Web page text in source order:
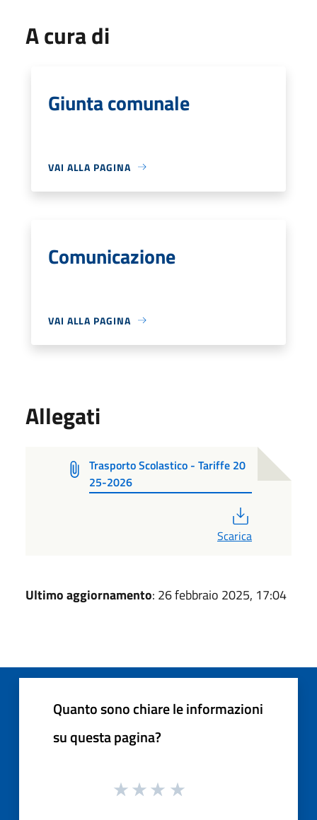
A cura di
Giunta comunale
VAI ALLA PAGINA
Comunicazione
VAI ALLA PAGINA
Allegati
Trasporto Scolastico - Tariffe 20
25-2026
Scarica
Ultimo aggiornamento: 26 febbraio 2025, 17:04
Quanto sono chiare le informazioni
su questa pagina?